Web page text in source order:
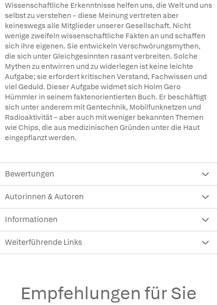
Wissenschaftliche Erkenntnisse helfen uns, die Welt und uns
selbst zu verstehen – diese Meinung vertreten aber
keineswegs alle Mitglieder unserer Gesellschaft. Nicht
wenige zweifeln wissenschaftliche Fakten an und schaffen
sich ihre eigenen. Sie entwickeln Verschwörungsmythen,
die sich unter Gleichgesinnten rasant verbreiten. Solche
Mythen zu entwirren und zu widerlegen ist keine leichte
Aufgabe; sie erfordert kritischen Verstand, Fachwissen und
viel Geduld. Dieser Aufgabe widmet sich Holm Gero
Hümmler in seinem faktenorientierten Buch. Er beschäftigt
sich unter anderem mit Gentechnik, Mobilfunknetzen und
Radioaktivität – aber auch mit weniger bekannten Themen
wie Chips, die aus medizinischen Gründen unter die Haut
eingepflanzt werden.
Bewertungen
Autorinnen & Autoren
Informationen
Weiterführende Links
Empfehlungen für Sie